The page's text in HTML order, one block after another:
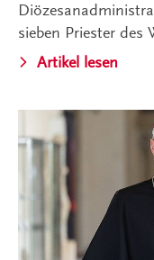
sieben Priester des
Artikel lesen